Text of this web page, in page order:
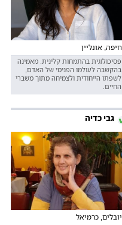
חיפה, אונליין
פסיכולוגית בהתמחות קלינית. מאמינה
בהקשבה לעולמו הפנימי של האדם,
לשפתו הייחודית ולצמיחה מתוך משברי
החיים.
גבי כדיה
יובלים, כרמיאל